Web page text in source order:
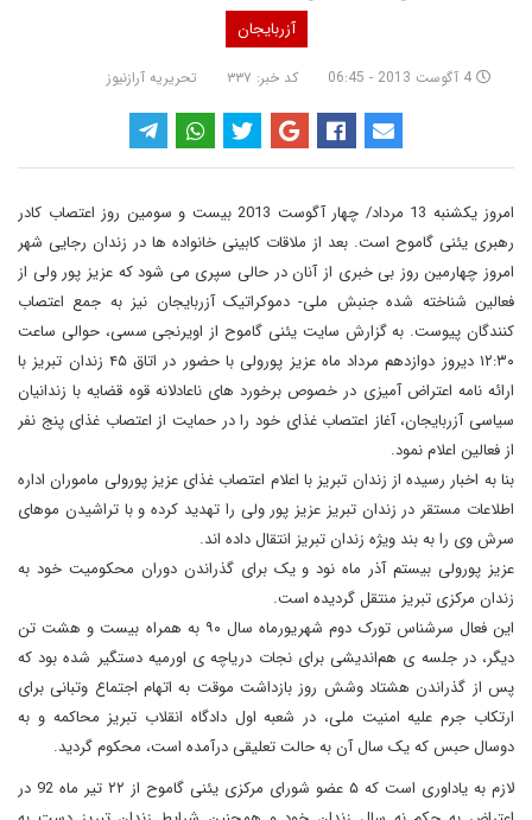
آزربایجان
4 آگوست 2013 - 06:45 کد خبر: ۳۳۷ تحریریه آرازنیوز
امروز یکشنبه 13 مرداد/ چهار آگوست 2013 بیست و سومین روز اعتصاب کادر
رهبری یئنی گاموح است. بعد از ملاقات کابینی خانواده ها در زندان رجایی شهر
امروز چهارمین روز بی خبری از آنان در حالی سپری می شود که عزیز پور ولی از
فعالین شناخته شده جنبش ملی- دموکراتیک آزربایجان نیز به جمع اعتصاب
کنندگان پیوست. به گزارش سایت یئنی گاموح از اویرنجی سسی، حوالی ساعت
۱۲:۳۰ دیروز دوازدهم مرداد ماه عزیز پورولی با حضور در اتاق ۴۵ زندان تبریز با
ارائه نامه اعتراض آمیزی در خصوص برخورد های ناعادلانه قوه قضایه با زندانیان
سیاسی آزربایجان، آغاز اعتصاب غذای خود را در حمایت از اعتصاب غذای پنج نفر
از فعالین اعلام نمود.
بنا به اخبار رسیده از زندان تبریز با اعلام اعتصاب غذای عزیز پورولی ماموران اداره
اطلاعات مستقر در زندان تبریز عزیز پور ولی را تهدید کرده و با تراشیدن موهای
سرش وی را به بند ویژه زندان تبریز انتقال داده اند.
عزیز پورولی بیستم آذر ماه نود و یک برای گذراندن دوران محکومیت خود به
زندان مرکزی تبریز منتقل گردیده است.
این فعال سرشناس تورک دوم شهریورماه سال ۹۰ به همراه بیست و هشت تن
دیگر، در جلسه ی هم‌اندیشی برای نجات دریاچه ی اورمیه دستگیر شده بود که
پس از گذراندن هشتاد وشش روز بازداشت موقت به اتهام اجتماع وتبانی برای
ارتکاب جرم علیه امنیت ملی، در شعبه اول دادگاه انقلاب تبریز محاکمه و به
دوسال حبس که یک سال آن به حالت تعلیقی درآمده است، محکوم گردید.
لازم به یاداوری است که ۵ عضو شورای مرکزی یئنی گاموح از ۲۲ تیر ماه 92 در